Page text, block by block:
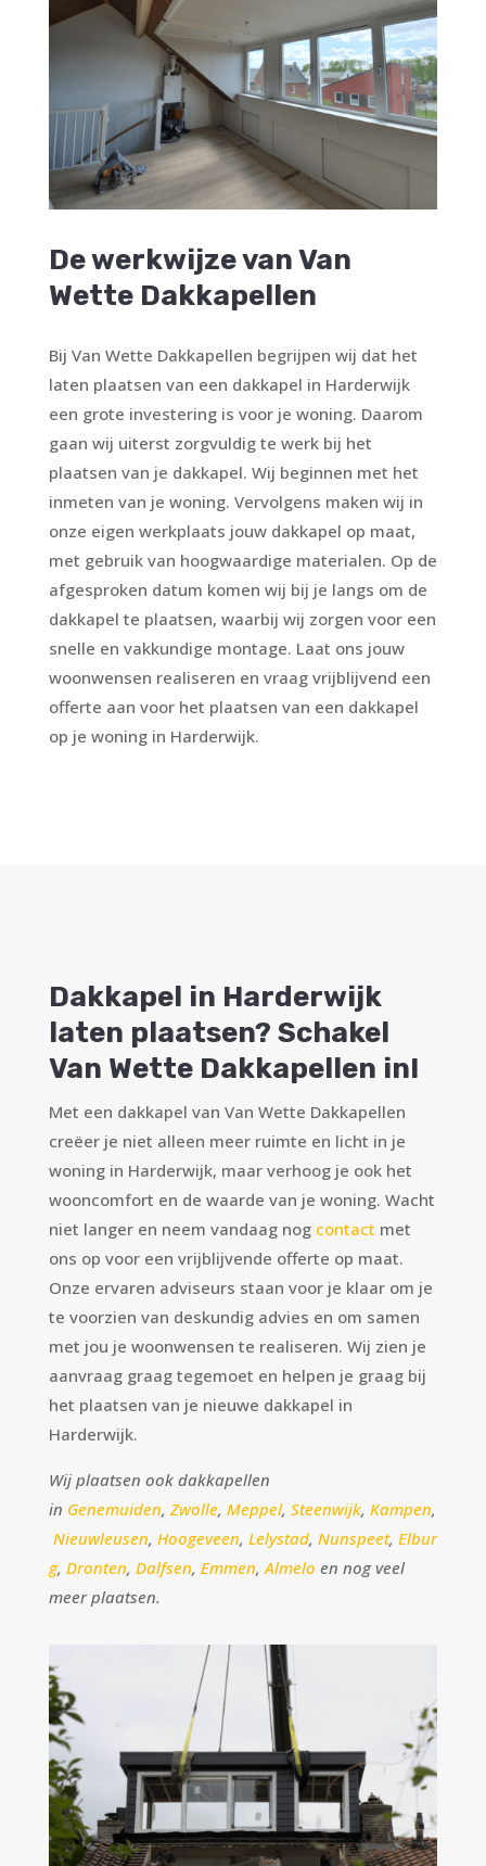
De werkwijze van Van
Wette Dakkapellen
Bij Van Wette Dakkapellen begrijpen wij dat het
laten plaatsen van een dakkapel in Harderwijk
een grote investering is voor je woning. Daarom
gaan wij uiterst zorgvuldig te werk bij het
plaatsen van je dakkapel. Wij beginnen met het
inmeten van je woning. Vervolgens maken wij in
onze eigen werkplaats jouw dakkapel op maat,
met gebruik van hoogwaardige materialen. Op de
afgesproken datum komen wij bij je langs om de
dakkapel te plaatsen, waarbij wij zorgen voor een
snelle en vakkundige montage. Laat ons jouw
woonwensen realiseren en vraag vrijblijvend een
offerte aan voor het plaatsen van een dakkapel
op je woning in Harderwijk.
Dakkapel in Harderwijk
laten plaatsen? Schakel
Van Wette Dakkapellen in!
Met een dakkapel van Van Wette Dakkapellen
creëer je niet alleen meer ruimte en licht in je
woning in Harderwijk, maar verhoog je ook het
wooncomfort en de waarde van je woning. Wacht
niet langer en neem vandaag nog contact met
ons op voor een vrijblijvende offerte op maat.
Onze ervaren adviseurs staan voor je klaar om je
te voorzien van deskundig advies en om samen
met jou je woonwensen te realiseren. Wij zien je
aanvraag graag tegemoet en helpen je graag bij
het plaatsen van je nieuwe dakkapel in
Harderwijk.
Wij plaatsen ook dakkapellen
in Genemuiden, Zwolle, Meppel, Steenwijk, Kampen,
Nieuwleusen, Hoogeveen, Lelystad, Nunspeet, Elbur
g, Dronten, Dalfsen, Emmen, Almelo en nog veel
meer plaatsen.